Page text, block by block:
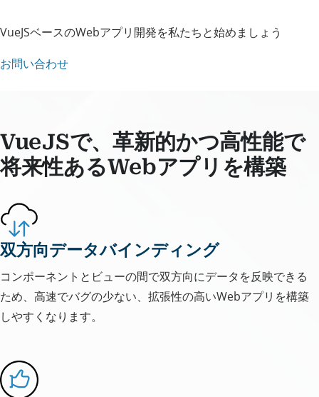
VueJSベースのWebアプリ開発を私たちと始めましょう
お問い合わせ
VueJSで、革新的かつ高性能で
将来性あるWebアプリを構築
双方向データバインディング
コンポーネントとビューの間で双方向にデータを反映できる
ため、高速でバグの少ない、拡張性の高いWebアプリを構築
しやすくなります。